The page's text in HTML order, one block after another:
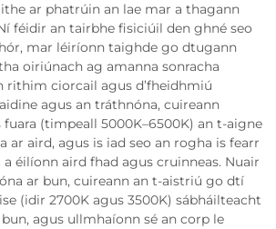
ar phatrúin an lae mar a thagann
féidir an tairbhe fisiciúil den ghné seo
mar léiríonn taighde go dtugann
oiriúnach ag amanna sonracha
rithim ciorcail agus d’fheidhmiú
agus an tráthnóna, cuireann
(timpeall 5000K–6500K) an t-aigne
ar aird, agus is iad seo an rogha is fearr
éilíonn aird fhad agus cruinneas. Nuair
ar bun, cuireann an t-aistriú go dtí
(idir 2700K agus 3500K) sábháilteacht
agus ullmhaíonn sé an corp le